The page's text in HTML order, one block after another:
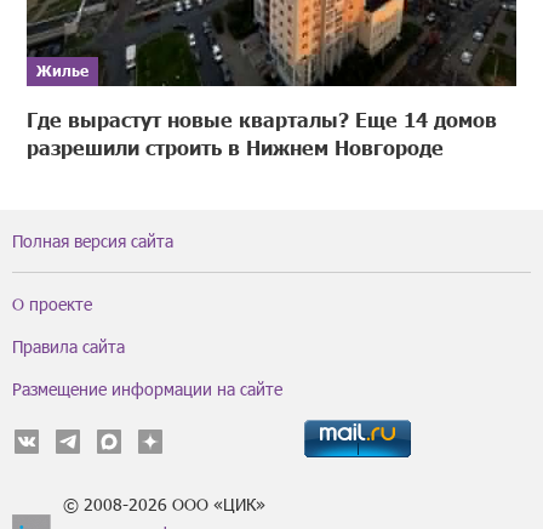
Жилье
Где вырастут новые кварталы? Еще 14 домов
разрешили строить в Нижнем Новгороде
Полная версия сайта
О проекте
Правила сайта
Размещение информации на сайте
© 2008-2026 ООО «ЦИК»